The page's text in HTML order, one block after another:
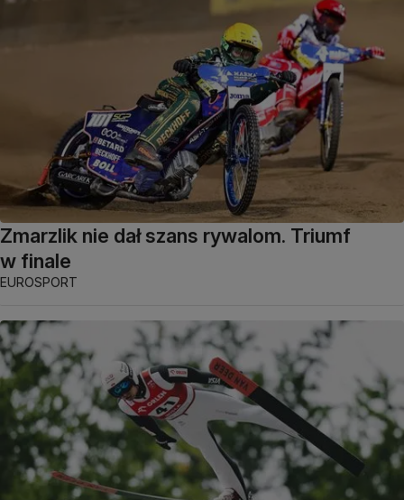
Zmarzlik nie dał szans rywalom. Triumf
w finale
EUROSPORT